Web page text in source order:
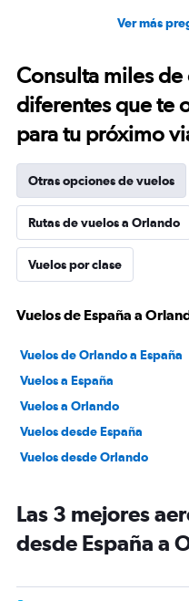
Ver más
Consulta miles
diferentes que te
para tu próximo
Otras opciones de vuelos
Rutas de vuelos a Orlando
Vuelos por clase
Vuelos de España a
Vuelos de Orlando a España
Vuelos a España
Vuelos a Orlando
Vuelos desde España
Vuelos desde Orlando
Las 3 mejores
desde España a